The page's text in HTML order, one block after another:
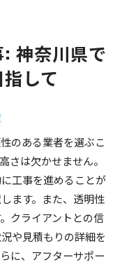
神奈川県で
して
のある業者を選ぶこ
さは欠かせません。
工事を進めることが
ます。また、透明性
クライアントとの信
や見積もりの詳細を
に、アフターサポー